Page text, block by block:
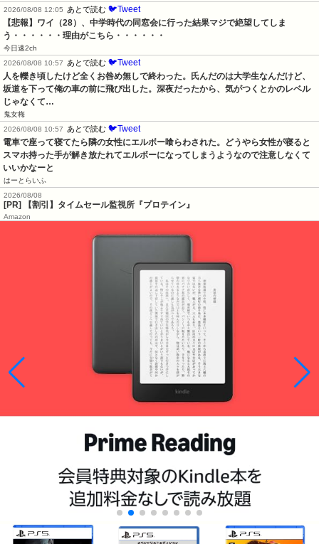
2026/08/08 12:05
あとで読む 🐦Tweet
【悲報】ワイ（28）、中学時代の同窓会に行った結果マジで絶望してしま
う・・・・・・理由がこちら・・・・・・
今日速2ch
2026/08/08 10:57
あとで読む 🐦Tweet
人を轢き頃したけど全くお咎め無しで終わった。氏んだのは大学生なんだけど、
坂道を下って俺の車の前に飛び出した。深夜だったから、気がつくとかのレベル
じゃなくて…
鬼女梅
2026/08/08 10:57
あとで読む 🐦Tweet
電車で座って寝てたら隣の女性にエルボー喰らわされた。どうやら女性が寝ると
スマホ持った手が解き放たれてエルボーになってしまうようなので注意しなくて
いいかなーと
はーとらいふ
2026/08/08
[PR] 【割引】タイムセール監視所『プロテイン』
Amazon